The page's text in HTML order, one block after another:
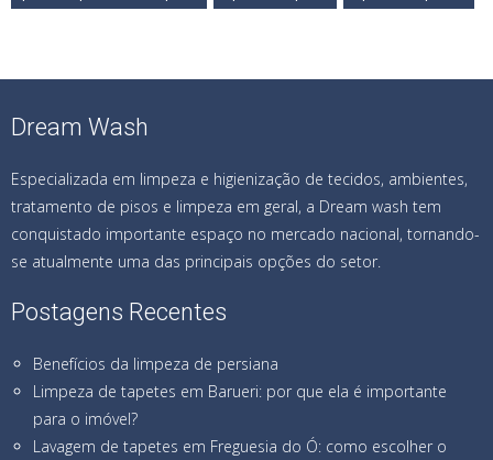
Dream Wash
Especializada em limpeza e higienização de tecidos, ambientes,
tratamento de pisos e limpeza em geral, a Dream wash tem
conquistado importante espaço no mercado nacional, tornando-
se atualmente uma das principais opções do setor.
Postagens Recentes
Benefícios da limpeza de persiana
Limpeza de tapetes em Barueri: por que ela é importante
para o imóvel?
Lavagem de tapetes em Freguesia do Ó: como escolher o